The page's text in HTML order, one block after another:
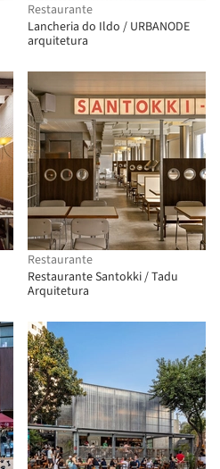
Restaurante
Lancheria do Ildo / URBANODE
arquitetura
Restaurante
Restaurante Santokki / Tadu
Arquitetura